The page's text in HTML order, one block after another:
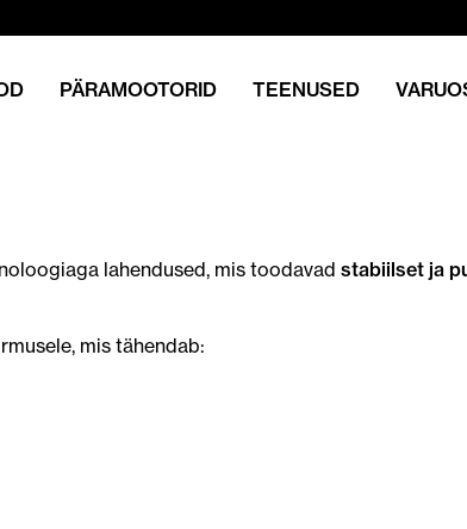
PÄRAMOOTORID TEENUSED
lahendused, mis toodavad stabiilset ja
mis tähendab: